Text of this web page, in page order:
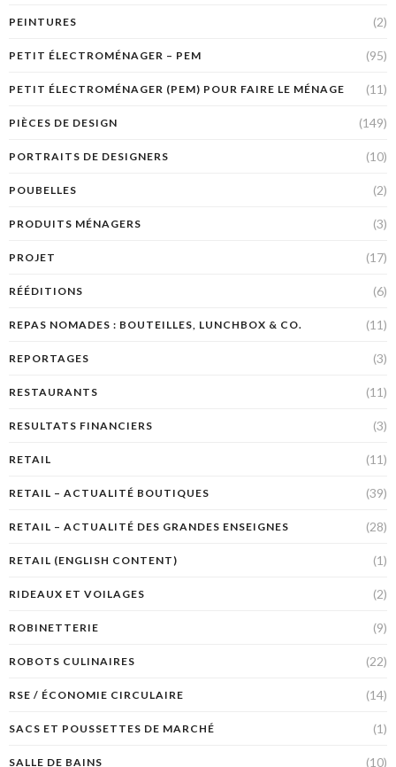
PEINTURES (2)
PETIT ÉLECTROMÉNAGER – PEM (95)
PETIT ÉLECTROMÉNAGER (PEM) POUR FAIRE LE MÉNAGE (11)
PIÈCES DE DESIGN (149)
PORTRAITS DE DESIGNERS (10)
POUBELLES (2)
PRODUITS MÉNAGERS (3)
PROJET (17)
RÉÉDITIONS (6)
REPAS NOMADES : BOUTEILLES, LUNCHBOX & CO. (11)
REPORTAGES (3)
RESTAURANTS (11)
RESULTATS FINANCIERS (3)
RETAIL (11)
RETAIL – ACTUALITÉ BOUTIQUES (39)
RETAIL – ACTUALITÉ DES GRANDES ENSEIGNES (28)
RETAIL (ENGLISH CONTENT) (1)
RIDEAUX ET VOILAGES (2)
ROBINETTERIE (9)
ROBOTS CULINAIRES (22)
RSE / ÉCONOMIE CIRCULAIRE (14)
SACS ET POUSSETTES DE MARCHÉ (1)
SALLE DE BAINS (10)